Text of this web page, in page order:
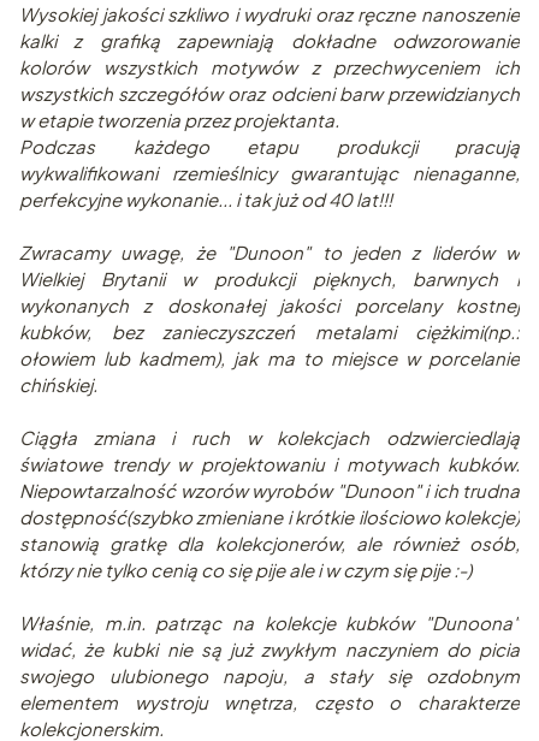
Wysokiej jakości szkliwo i wydruki oraz ręczne nanoszenie
kalki z grafiką zapewniają dokładne odwzorowanie
kolorów wszystkich motywów z przechwyceniem ich
wszystkich szczegółów oraz odcieni barw przewidzianych
w etapie tworzenia przez projektanta.
Podczas każdego etapu produkcji pracują
wykwalifikowani rzemieślnicy gwarantując nienaganne,
perfekcyjne wykonanie... i tak już od 40 lat!!!
Zwracamy uwagę, że "Dunoon" to jeden z liderów w
Wielkiej Brytanii w produkcji pięknych, barwnych i
wykonanych z doskonałej jakości porcelany kostnej
kubków, bez zanieczyszczeń metalami ciężkimi(np.:
ołowiem lub kadmem), jak ma to miejsce w porcelanie
chińskiej.
Ciągła zmiana i ruch w kolekcjach odzwierciedlają
światowe trendy w projektowaniu i motywach kubków.
Niepowtarzalność wzorów wyrobów "Dunoon" i ich trudna
dostępność(szybko zmieniane i krótkie ilościowo kolekcje)
stanowią gratkę dla kolekcjonerów, ale również osób,
którzy nie tylko cenią co się pije ale i w czym się pije :-)
Właśnie, m.in. patrząc na kolekcje kubków "Dunoona"
widać, że kubki nie są już zwykłym naczyniem do picia
swojego ulubionego napoju, a stały się ozdobnym
elementem wystroju wnętrza, często o charakterze
kolekcjonerskim.